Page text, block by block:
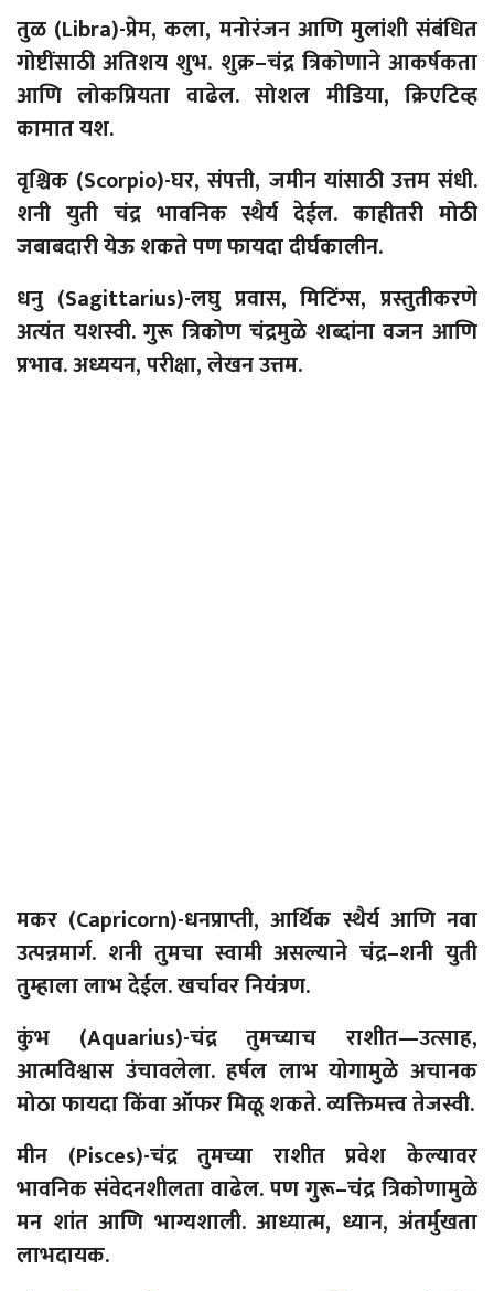
तुळ (Libra)-प्रेम, कला, मनोरंजन आणि मुलांशी संबंधित
गोष्टींसाठी अतिशय शुभ. शुक्र–चंद्र त्रिकोणाने आकर्षकता
आणि लोकप्रियता वाढेल. सोशल मीडिया, क्रिएटिव्ह
कामातयश.
वृश्चिक (Scorpio)-घर, संपत्ती, जमीन यांसाठी उत्तम संधी.
शनी युती चंद्र भावनिक स्थैर्य देईल. काहीतरी मोठी
जबाबदारी येऊ शकते पण फायदा दीर्घकालीन.
धनु (Sagittarius)-लघु प्रवास, मिटिंग्स, प्रस्तुतीकरणे
अत्यंत यशस्वी. गुरू त्रिकोण चंद्रमुळे शब्दांना वजन आणि
प्रभाव. अध्ययन, परीक्षा, लेखन उत्तम.
मकर (Capricorn)-धनप्राप्ती, आर्थिक स्थैर्य आणि नवा
उत्पन्नमार्ग. शनी तुमचा स्वामी असल्याने चंद्र–शनी युती
तुम्हाला लाभ देईल. खर्चावर नियंत्रण.
कुंभ (Aquarius)-चंद्र तुमच्याच राशीत—उत्साह,
आत्मविश्वास उंचावलेला. हर्षल लाभ योगामुळे अचानक
मोठा फायदा किंवा ऑफर मिळू शकते.व्यक्तिमत्त्वतेजस्वी.
मीन (Pisces)-चंद्रतुमच्या राशीत प्रवेश केल्यावर
भावनिक संवेदनशीलता वाढेल. पण गुरू–चंद्र त्रिकोणामुळे
मन शांत आणि भाग्यशाली. आध्यात्म, ध्यान, अंतर्मुखता
लाभदायक.